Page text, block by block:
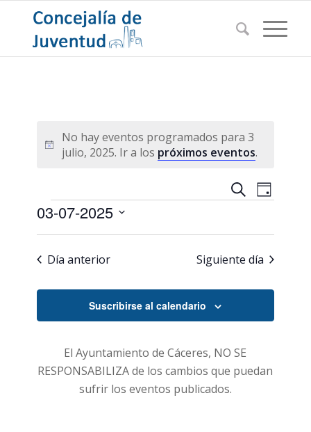
Aviso
No hay eventos programados para 3
julio, 2025. Ir a los próximos eventos.
y
vistas
de
Eventos
Buscar
de
de
Día
Eventos
03-07-2025
Seleccionar
Día anterior Siguiente día
Suscribirse al calendario
El Ayuntamiento de Cáceres, NO SE
RESPONSABILIZA de los cambios que puedan
sufrir los eventos publicados.